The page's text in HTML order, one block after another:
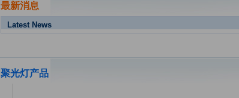
最新消息
Latest News
聚光灯产品